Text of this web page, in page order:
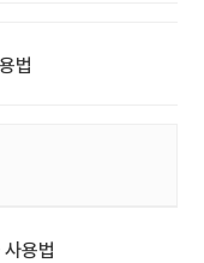
법
용법